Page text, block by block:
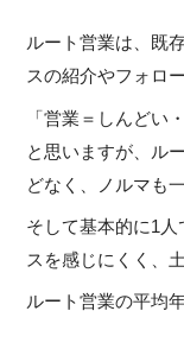
ルート営業は、既
スの紹介やフォロ
「営業＝しんどい
と思いますが、ル
どなく、ノルマも
そして基本的に1
スを感じにくく、
ルート営業の平均